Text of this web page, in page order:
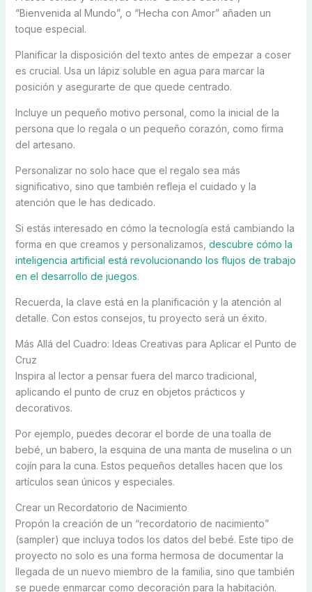
“Bienvenida al Mundo”, o “Hecha con Amor” añaden un
toque especial.
Planificar la disposición del texto antes de empezar a coser
es crucial. Usa un lápiz soluble en agua para marcar la
posición y asegurarte de que quede centrado.
Incluye un pequeño motivo personal, como la inicial de la
persona que lo regala o un pequeño corazón, como firma
del artesano.
Personalizar no solo hace que el regalo sea más
significativo, sino que también refleja el cuidado y la
atención que le has dedicado.
Si estás interesado en cómo la tecnología está cambiando la
forma en que creamos y personalizamos, descubre cómo la
inteligencia artificial está revolucionando los flujos de trabajo
en el desarrollo de juegos.
Recuerda, la clave está en la planificación y la atención al
detalle. Con estos consejos, tu proyecto será un éxito.
Más Allá del Cuadro: Ideas Creativas para Aplicar el Punto de
Cruz
Inspira al lector a pensar fuera del marco tradicional,
aplicando el punto de cruz en objetos prácticos y
decorativos.
Por ejemplo, puedes decorar el borde de una toalla de
bebé, un babero, la esquina de una manta de muselina o un
cojín para la cuna. Estos pequeños detalles hacen que los
artículos sean únicos y especiales.
Crear un Recordatorio de Nacimiento
Propón la creación de un “recordatorio de nacimiento”
(sampler) que incluya todos los datos del bebé. Este tipo de
proyecto no solo es una forma hermosa de documentar la
llegada de un nuevo miembro de la familia, sino que también
se puede enmarcar como decoración para la habitación.